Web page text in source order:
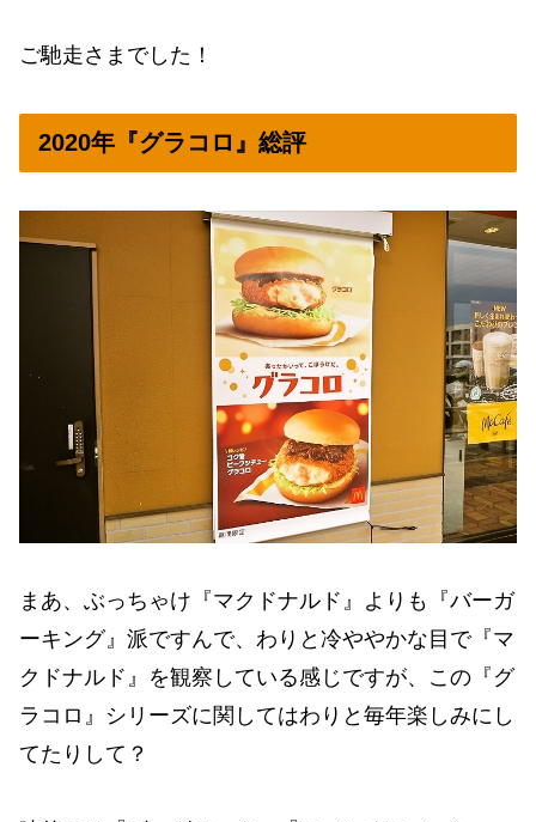
ご馳走さまでした！
2020年『グラコロ』総評
まあ、ぶっちゃけ『マクドナルド』よりも『バーガ
ーキング』派ですんで、わりと冷ややかな目で『マ
クドナルド』を観察している感じですが、この『グ
ラコロ』シリーズに関してはわりと毎年楽しみにし
てたりして？